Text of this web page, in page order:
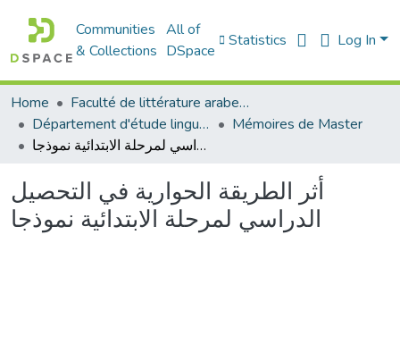
Communities
& Collections
All of
DSpace
Statistics Log In
Home
Faculté de littérature arabe et des arts
Département d'étude linguistique
Mémoires de Master
أثر الطريقة الحوارية في التحصيل الدراسي لمرحلة الابتدائية نموذجا
أثر الطريقة الحوارية في التحصيل
الدراسي لمرحلة الابتدائية نموذجا